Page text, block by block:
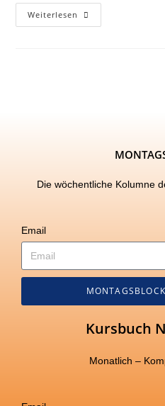
Weiterlesen
Die wöchentliche Kolumne
Email
Kursbuch
Monatlich –